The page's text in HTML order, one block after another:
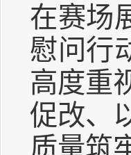
在赛场
慰问行
高度重
促改、
质量筑